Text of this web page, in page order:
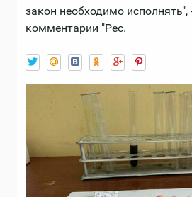
закон необходимо исполнять",
комментарии "Рес.